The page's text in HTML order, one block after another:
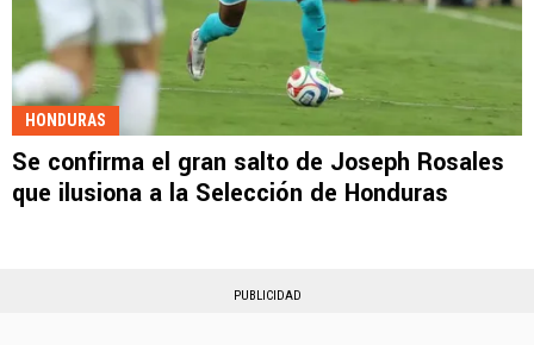
HONDURAS
Se confirma el gran salto de Joseph Rosales
que ilusiona a la Selección de Honduras
PUBLICIDAD